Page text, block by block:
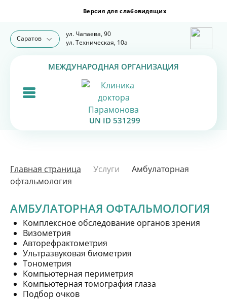
Саратов
ул. Чапаева, 90
ул. Техническая, 10а
МЕЖДУНАРОДНАЯ ОРГАНИЗАЦИЯ
UN ID 531299
Главная страница Услуги
Амбулаторная
офтальмология
АМБУЛАТОРНАЯ ОФТАЛЬМОЛОГИЯ
Комплексное обследование органов зрения
Визометрия
Авторефрактометрия
Ультразвуковая биометрия
Тонометрия
Компьютерная периметрия
Компьютерная томография глаза
Подбор очков